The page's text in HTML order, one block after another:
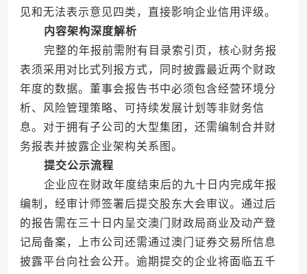
见和无法表示意见四类，直接影响企业信用评级。
内容架构深度解析
完整的年报前需附有目录索引页，核心财务报
表须采用对比式列报方式，同时披露最近两个财政
年度的数据。董事会报告书中必须包含经营环境分
析、风险管理策略、可持续发展计划等非财务信
息。对于拥有子公司的大型集团，还需编制合并财
务报表并披露企业架构关系图。
提交公示流程
企业应在财政年度结束后的九十日内完成年报
编制，经审计师签署后提交股东大会审议。通过后
的报告需在三十日内呈交澳门财政局商业及动产登
记局备案，上市公司还需通过澳门证券交易所信息
披露平台向社会公开。逾期提交的企业将面临五千